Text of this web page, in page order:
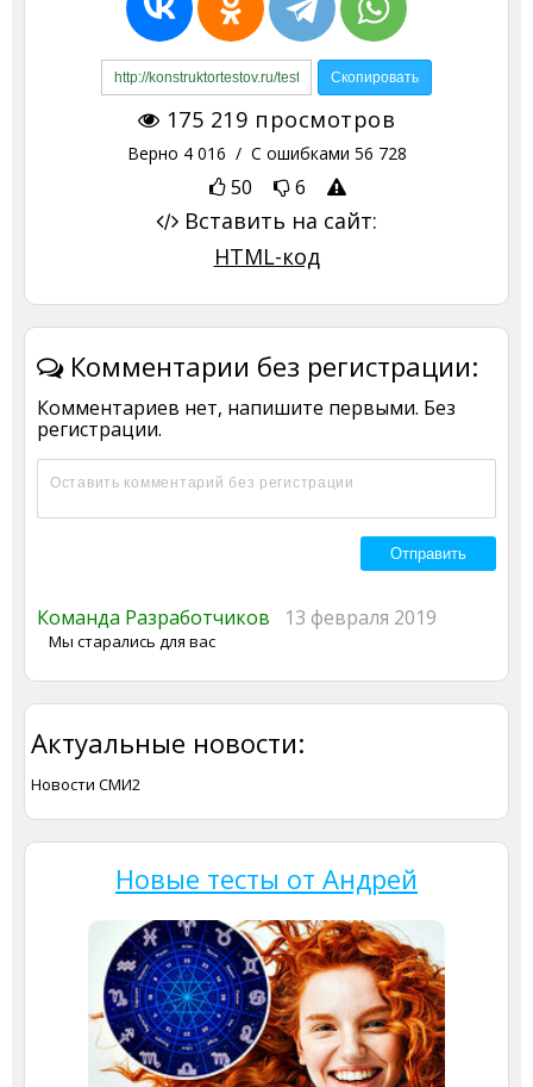
175 219 просмотров
Верно 4 016 / С ошибками 56 728
50 6
Вставить на сайт:
HTML-код
Комментарии без регистрации:
Комментариев нет, напишите первыми. Без
регистрации.
Команда Разработчиков 13 февраля 2019
Мы старались для вас
Актуальные новости:
Новости СМИ2
Новые тесты от Андрей